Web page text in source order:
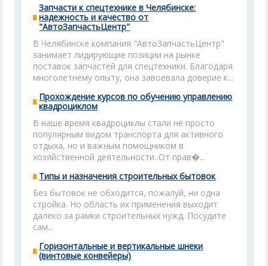
Запчасти к спецтехнике в Челябинске:
надежность и качество от
"АвтоЗапчастьЦентр"
В Челябинске компания "АвтоЗапчастьЦентр"
занимает лидирующие позиции на рынке
поставок запчастей для спецтехники. Благодаря
многолетнему опыту, она завоевала доверие к...
Прохождение курсов по обучению управлению
квадроциклом
В наше время квадроциклы стали не просто
популярным видом транспорта для активного
отдыха, но и важным помощником в
хозяйственной деятельности. От прав�...
Типы и назначения строительных бытовок
Без бытовок не обходится, пожалуй, ни одна
стройка. Но область их применения выходит
далеко за рамки строительных нужд. Посудите
сам...
Горизонтальные и вертикальные шнеки
(винтовые конвейеры)